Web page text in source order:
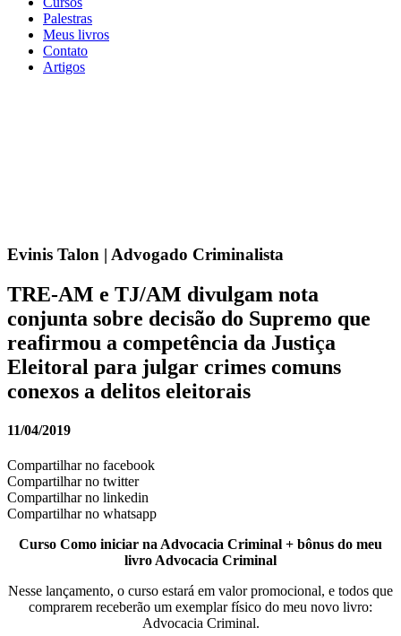
Palestras
Meus livros
Contato
Artigos
Evinis Talon | Advogado Criminalista
TRE-AM e TJ/AM divulgam nota
conjunta sobre decisão do Supremo que
reafirmou a competência da Justiça
Eleitoral para julgar crimes comuns
conexos a delitos eleitorais
11/04/2019
Compartilhar no facebook
Compartilhar no twitter
Compartilhar no linkedin
Compartilhar no whatsapp
Curso Como iniciar na Advocacia Criminal + bônus do meu
livro Advocacia Criminal
Nesse lançamento, o curso estará em valor promocional, e todos que
comprarem receberão um exemplar físico do meu novo livro:
Advocacia Criminal.